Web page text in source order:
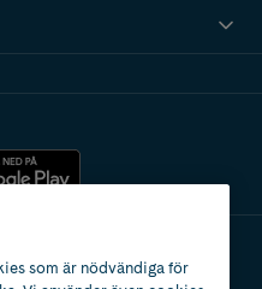
som är nödvändiga för